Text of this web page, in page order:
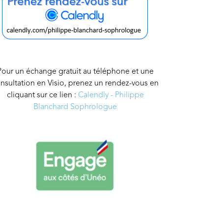
un échange gratuit au téléphone et une
en Visio, prenez un rendez-vous en
cliquant sur ce lien : Calendly - Philippe
Blanchard Sophrologue